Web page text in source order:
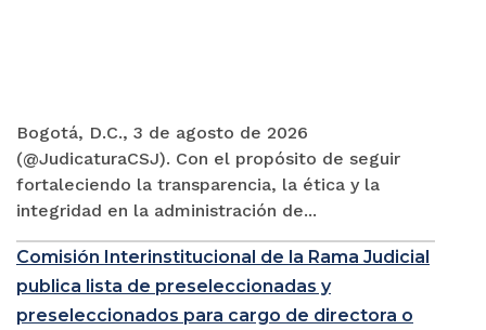
Bogotá, D.C., 3 de agosto de 2026
(@JudicaturaCSJ). Con el propósito de seguir
fortaleciendo la transparencia, la ética y la
integridad en la administración de...
Comisión Interinstitucional de la Rama Judicial
publica lista de preseleccionadas y
preseleccionados para cargo de directora o